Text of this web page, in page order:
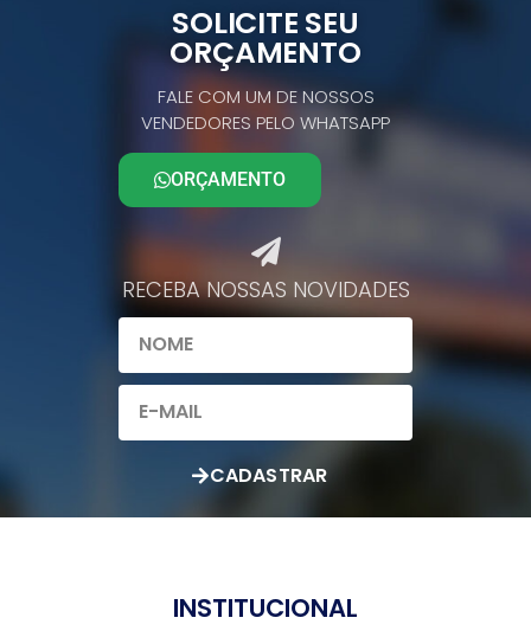
SOLICITE SEU
ORÇAMENTO
FALE COM UM DE NOSSOS
VENDEDORES PELO WHATSAPP
ORÇAMENTO
RECEBA NOSSAS NOVIDADES​
CADASTRAR
INSTITUCIONAL